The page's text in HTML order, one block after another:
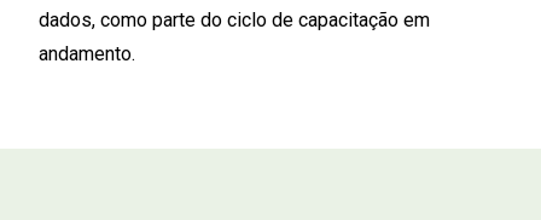
dados, como parte do ciclo de capacitação em
andamento.